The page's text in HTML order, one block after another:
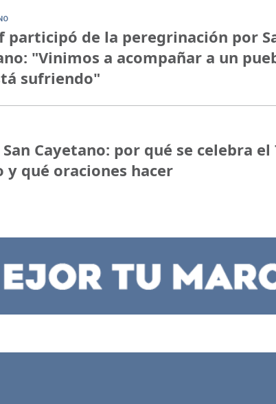
participó de la peregrinación por
"Vinimos a acompañar a un
sufriendo"
San Cayetano: por qué se celebra el
y qué oraciones hacer